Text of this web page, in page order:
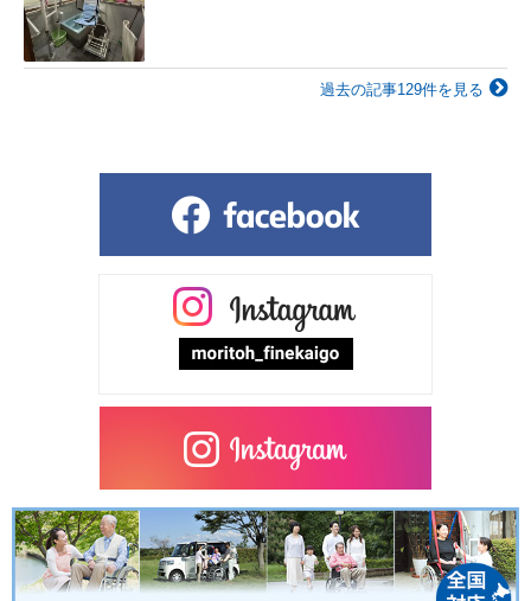
過去の記事129件を見る